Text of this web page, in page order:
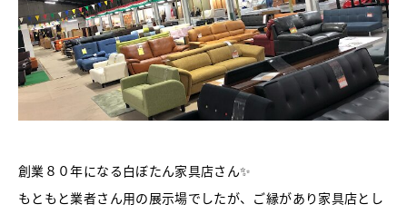
創業８０年になる白ぼたん家具店さん✨
もともと業者さん用の展示場でしたが、ご縁があり家具店とし